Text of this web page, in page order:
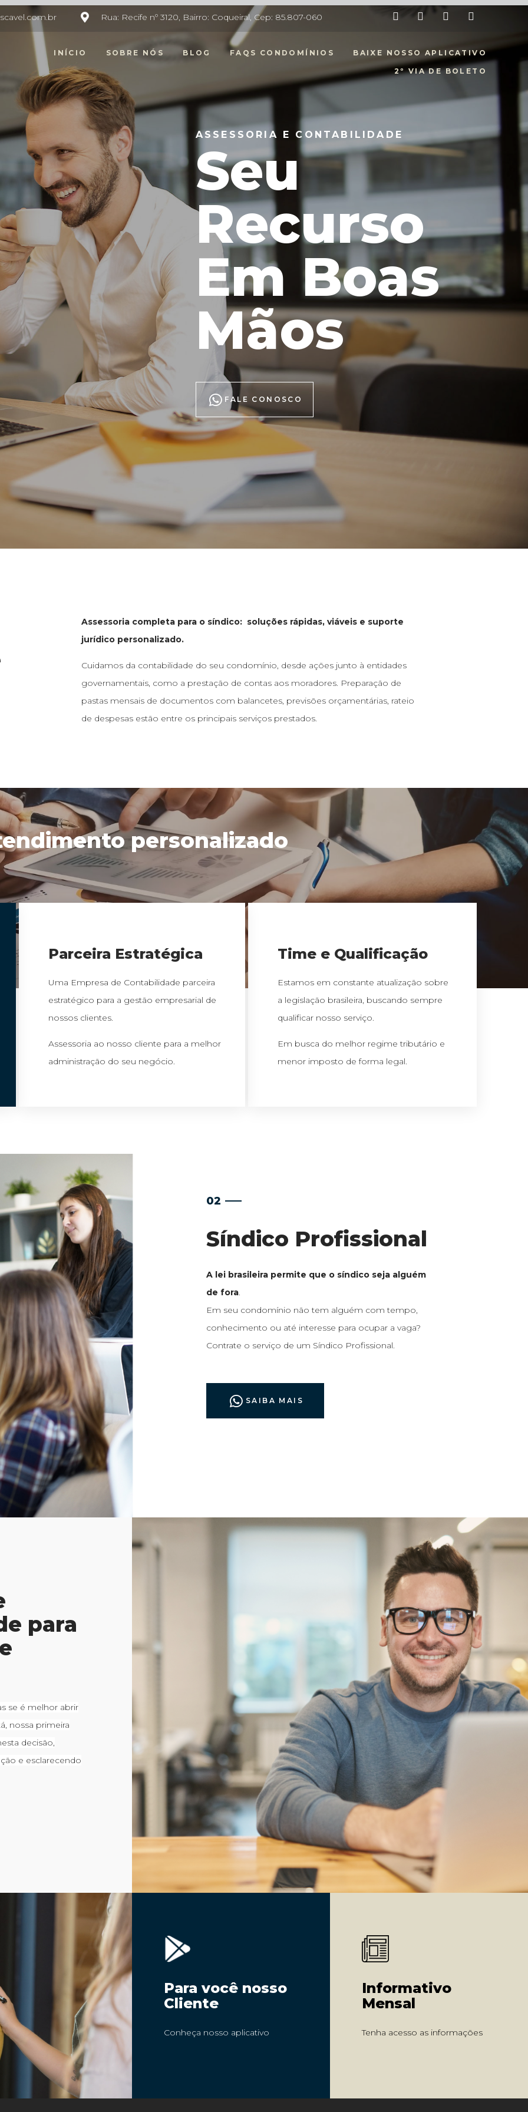
Rua: Recife nº 3120, Bairro: Coqueiral, Cep: 85.807-060
INÍCIO SOBRE NÓS BLOG FAQS CONDOMÍNIOS BAIXE NOSSO APLICATIVO
2º VIA DE BOLETO
ASSESSORIA E CONTABILIDADE
Seu
Recurso
Em Boas
Mãos
FALE CONOSCO
TIRE SUAS DÚVIDAS
Assessoria completa para o síndico: soluções rápidas, viáveis e suporte
jurídico personalizado.
Cuidamos da contabilidade do seu condomínio, desde ações junto à entidades
governamentais, como a prestação de contas aos moradores. Preparação de
pastas mensais de documentos com balancetes, previsões orçamentárias, rateio
de despesas estão entre os principais serviços prestados.
personalizado
Parceira Estratégica
Uma Empresa de Contabilidade parceira
estratégico para a gestão empresarial de
nossos clientes.
Assessoria ao nosso cliente para a melhor
administração do seu negócio.
Time e Qualificação
Estamos em constante atualização sobre
a legislação brasileira, buscando sempre
qualificar nosso serviço.
Em busca do melhor regime tributário e
menor imposto de forma legal.
02
Síndico Profissional
A lei brasileira permite que o síndico seja alguém
de fora.
Em seu condomínio não tem alguém com tempo,
conhecimento ou até interesse para ocupar a vaga?
Contrate o serviço de um Síndico Profissional.
SAIBA MAIS
para
se é melhor abrir
nossa primeira
decisão,
e esclarecendo
Para você nosso
Cliente
Conheça nosso aplicativo
Informativo
Mensal
Tenha acesso as informações